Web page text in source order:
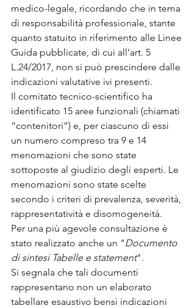
medico-legale , ricordando che in tema
di responsabilità professionale, stante
quanto statuito in riferimento alle Linee
Guida pubblicate, di cui all’art. 5
L.24/2017, non si può prescindere dalle
indicazioni valutative ivi presenti.
Il comitato tecnico-scientifico ha
identificato 15 aree funzionali (chiamati
“contenitori”) e, per ciascuno di essi
un numero compreso tra 9 e 14
menomazioni che sono state
sottoposte al giudizio degli esperti. Le
menomazioni sono state scelte
secondo i criteri di prevalenza, severità,
rappresentatività e disomogeneità.
Per una più agevole consultazione è
stato realizzato anche un "Documento
di sintesi Tabelle e statement".
Si segnala che tali documenti
rappresentano non un elaborato
tabellare esaustivo bensì indicazioni